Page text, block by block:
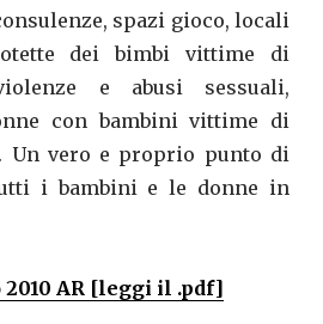
spazi gioco, locali
dei bimbi vittime di
e abusi sessuali,
con bambini vittime di
Un vero e proprio punto di
i bambini e le donne in
2010 AR [leggi il .pdf]